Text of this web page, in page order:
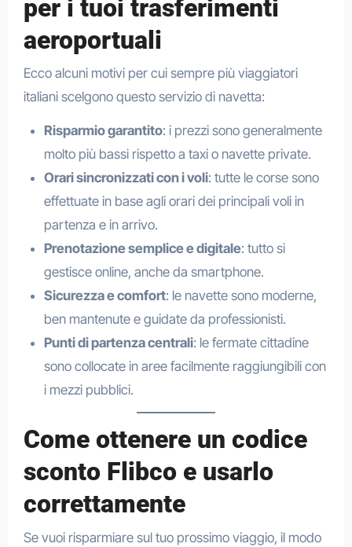
per i tuoi trasferimenti
aeroportuali
Ecco alcuni motivi per cui sempre più viaggiatori
italiani scelgono questo servizio di navetta:
Risparmio garantito: i prezzi sono generalmente
molto più bassi rispetto a taxi o navette private.
Orari sincronizzati con i voli: tutte le corse sono
effettuate in base agli orari dei principali voli in
partenza e in arrivo.
Prenotazione semplice e digitale: tutto si
gestisce online, anche da smartphone.
Sicurezza e comfort: le navette sono moderne,
ben mantenute e guidate da professionisti.
Punti di partenza centrali: le fermate cittadine
sono collocate in aree facilmente raggiungibili con
i mezzi pubblici.
Come ottenere un codice
sconto Flibco e usarlo
correttamente
Se vuoi risparmiare sul tuo prossimo viaggio, il modo